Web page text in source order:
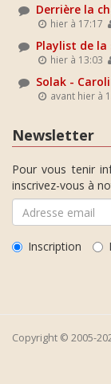
Derrière la
hier à 17:17
Playlist de la
hier à 13:03
Solak -
avant hier à
Newsletter
Pour vous tenir
inscrivez-vous à
Inscription
Copyright © 2005-